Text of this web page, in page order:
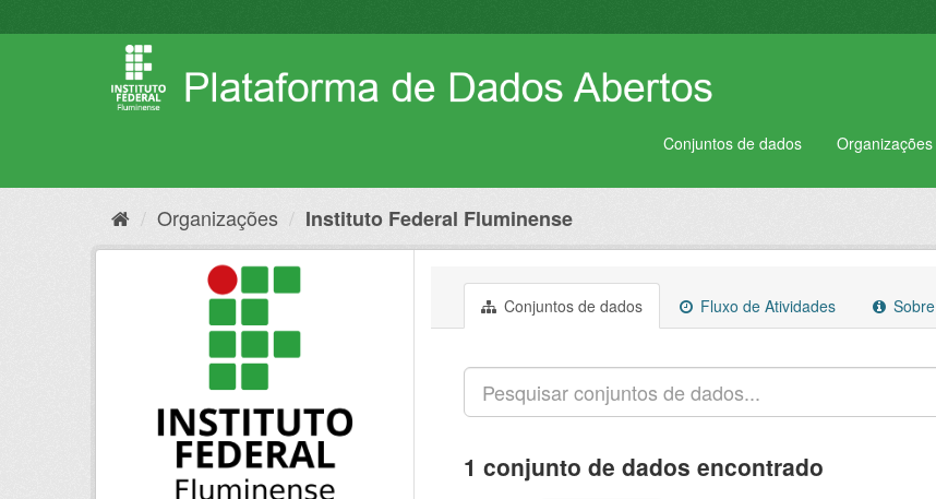
para
Conjuntos de dados Organizações
Organizações Instituto Federal Fluminense
Conjuntos de dados Fluxo de Atividades Sobre
1 conjunto de dados encontrado